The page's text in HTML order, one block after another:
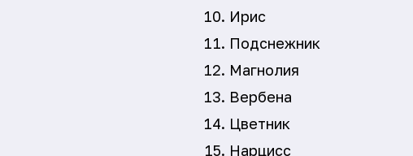
Ирис
Подснежник
Магнолия
Вербена
Цветник
Нарцисс